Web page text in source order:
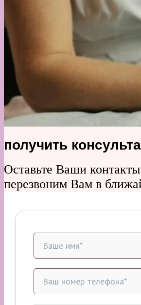
получить
Оставьте Ваши
перезвоним Вам в